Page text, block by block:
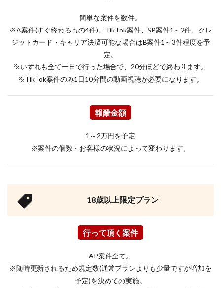
簡単な案件を数件。
※A案件(すぐ終わるもの4件)、TikTok案件、SP案件1～2件、クレ
ジットカード・キャリア決済可能な場合はB案件1～3件程度を予
定。
※いずれも全て一日で行った場合で、20分ほどで終わります。
※TikTok案件のみ1日10分間の動画視聴が必要になります。
報酬金額
1～2万円を予定
※案件の個数・お客様の状況によって変わります。
18歳以上限定プラン
行って頂く案件
AP案件全て。
※随時更新されるため規定数(通常プランよりも少量ですが増加を
予定)を決めての実施。